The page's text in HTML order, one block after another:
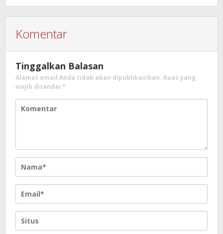
Komentar
Tinggalkan Balasan
Alamat email Anda tidak akan dipublikasikan. Ruas yang
wajib ditandai *